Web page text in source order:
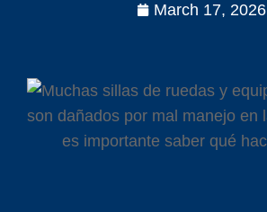
March 17, 2026